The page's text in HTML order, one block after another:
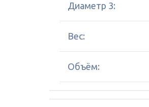
Диаметр 3:
Вес:
Объём: